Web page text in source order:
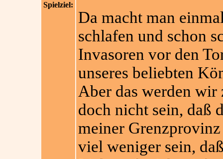
Spielziel:
Da macht man
schlafen und schon
Invasoren vor den
unseres beliebten
Aber das werden wir
doch nicht sein, daß
meiner
viel weniger sein,